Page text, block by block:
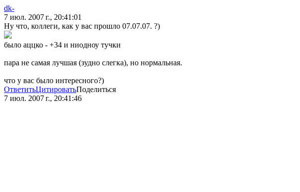
dk-
7 июл. 2007 г., 20:41:01
Ну что, коллеги, как у вас прошло 07.07.07. ?)
было аццко - +34 и ниодноу тучки
пара не самая лучшая (зудно слегка), но нормальная.
что у вас было интересного?)
ОтветитьЦитироватьПоделиться
7 июл. 2007 г., 20:41:46